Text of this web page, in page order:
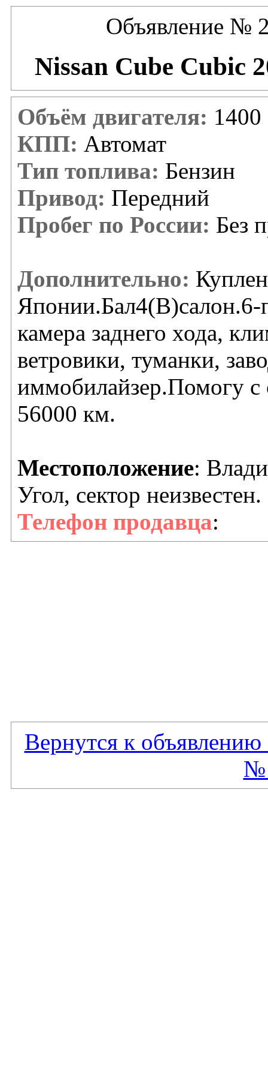
Объявление №
Nissan Cube Cubic
Объём двигателя: 1400
КПП: Автомат
Тип топлива: Бензин
Привод: Передний
Пробег по России: Без
Дополнительно:
камера заднего хода,
ветровики, туманки,
иммобилайзер.Помогу
56000 км.
Местоположение:
Угол, сектор неизвестен.
Телефон продавца:
Вернутся к
№